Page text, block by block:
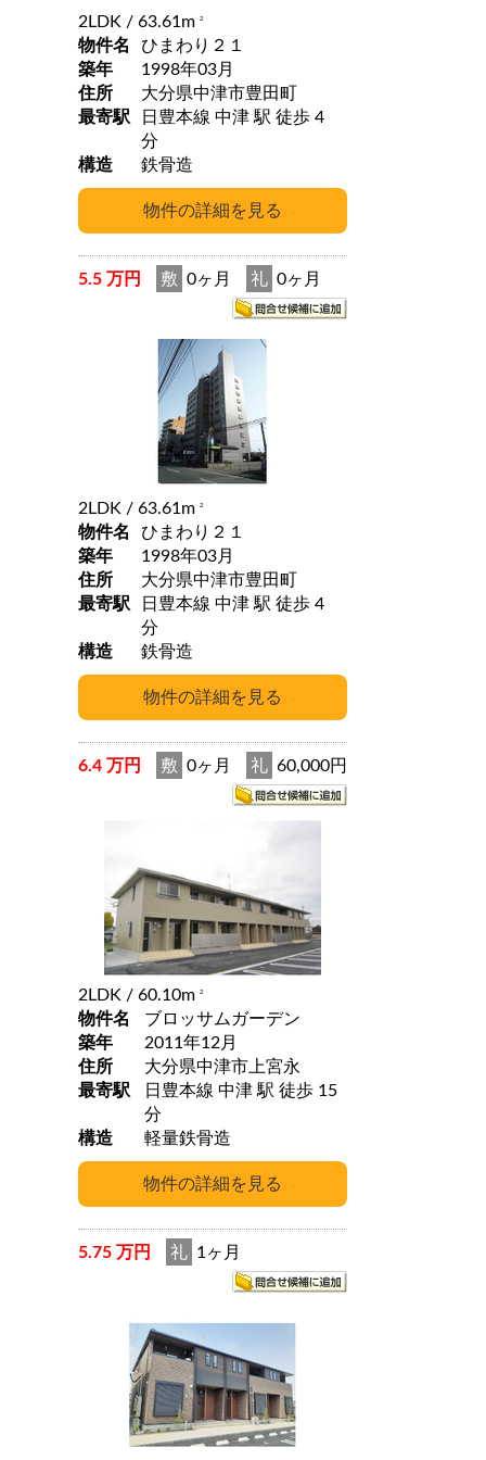
2LDK / 63.61m 2
物件名
ひまわり２１
築年
1998年03月
住所
大分県中津市豊田町
最寄駅
日豊本線 中津 駅 徒歩 4
分
構造
鉄骨造
5.5 万円 敷 0ヶ月 礼 0ヶ月
2LDK / 63.61m 2
物件名
ひまわり２１
築年
1998年03月
住所
大分県中津市豊田町
最寄駅
日豊本線 中津 駅 徒歩 4
分
構造
鉄骨造
6.4 万円 敷 0ヶ月 礼 60,000円
2LDK / 60.10m 2
物件名
ブロッサムガーデン
築年
2011年12月
住所
大分県中津市上宮永
最寄駅
日豊本線 中津 駅 徒歩 15
分
構造
軽量鉄骨造
5.75 万円 礼 1ヶ月